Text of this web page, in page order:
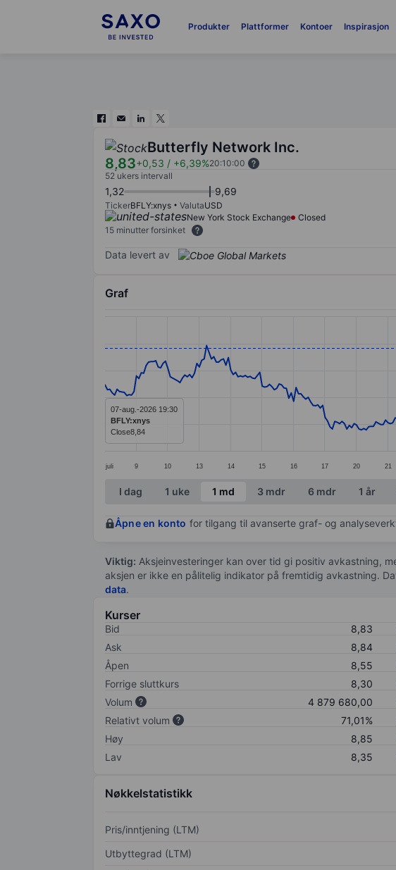
Produkter Plattformer Kontoer Inspirasjon
Butterfly Network Inc.
8,83+0,53 / +6,39%20:10:00
52 ukers intervall
1,32 9,69
TickerBFLY:xnys ValutaUSD
New York Stock Exchange
Closed
15 minutter forsinket
Data levert av
Graf
Line chart with 299 data points.
The chart has 1 X axis displaying categories.
The chart has 1 Y axis displaying values. Data ranges
juli 9 10 13 14 15 16 17 20 21
07-aug.-2026 19:30
BFLY:xnys
Close8,84
End of interactive chart.
I dag 1 uke 1 md 3 mdr 6 mdr 1 år
Åpne en konto for tilgang til avanserte graf- og
Viktig: Aksjeinvesteringer kan over tid gi positiv avkastning,
aksjen er ikke en pålitelig indikator på fremtidig avkastning.
data.
Kurser
Bid 8,83
Ask
8,84
Åpen
8,55
Forrige sluttkurs
8,30
Volum
4 879 680,00
Relativt volum
71,01%
Høy
8,85
Lav
8,35
Nøkkelstatistikk
Pris/inntjening (LTM)
Utbyttegrad (LTM)